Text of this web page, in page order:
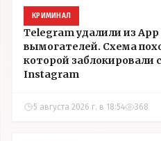
КРИМИНАЛ
Telegram удалили из
вымогателей. Схема
которой заблокировали
Instagram
5 августа 2026 г. в 18:54 368